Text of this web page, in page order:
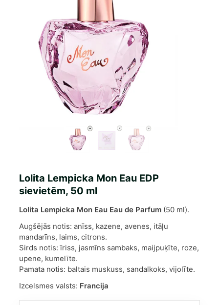
Lolita Lempicka Mon Eau EDP
sievietēm, 50 ml
Lolita Lempicka Mon Eau Eau de Parfum (50 ml).
Augšējās notis: anīss, kazene, avenes, itāļu
mandarīns, laims, citrons.
Sirds notis: īriss, jasmīns sambaks, maijpuķīte, roze,
upene, kumelīte.
Pamata notis: baltais muskuss, sandalkoks, vijolīte.
Izcelsmes valsts: Francija